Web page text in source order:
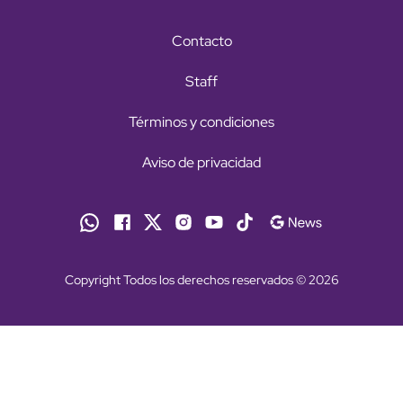
Contacto
Staff
Términos y condiciones
Aviso de privacidad
Copyright Todos los derechos reservados © 2026